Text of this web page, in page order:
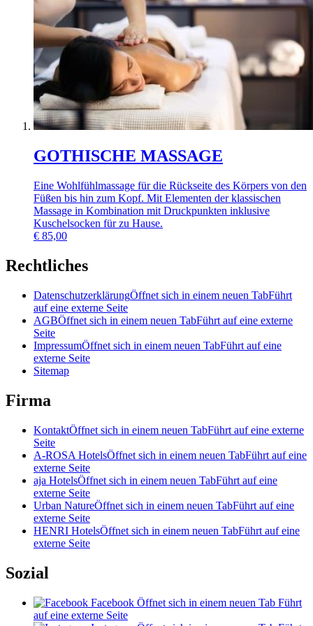
GOTHISCHE MASSAGE
Eine Wohlfühlmassage für die Rückseite des Körpers von den
Füßen bis hin zum Kopf. Mit Elementen der klassischen
Massage in Kombination mit Druckpunkten inklusive
Kuschelsocken für zu Hause.
€ 85,00
Rechtliches
DatenschutzerklärungÖffnet sich in einem neuen TabFührt
auf eine externe Seite
AGBÖffnet sich in einem neuen TabFührt auf eine externe
Seite
ImpressumÖffnet sich in einem neuen TabFührt auf eine
externe Seite
Sitemap
Firma
KontaktÖffnet sich in einem neuen TabFührt auf eine externe
Seite
A-ROSA HotelsÖffnet sich in einem neuen TabFührt auf eine
externe Seite
aja HotelsÖffnet sich in einem neuen TabFührt auf eine
externe Seite
Urban NatureÖffnet sich in einem neuen TabFührt auf eine
externe Seite
HENRI HotelsÖffnet sich in einem neuen TabFührt auf eine
externe Seite
Sozial
Facebook Öffnet sich in einem neuen Tab Führt
auf eine externe Seite